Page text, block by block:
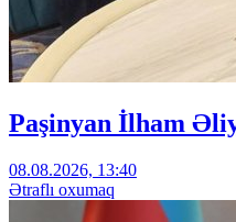
Paşinyan İlham
08.08.2026, 13:40
Ətraflı oxumaq